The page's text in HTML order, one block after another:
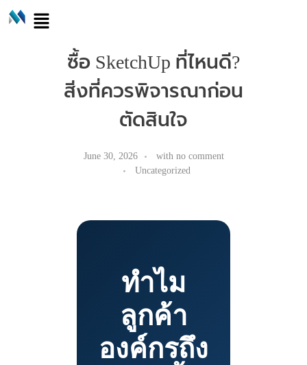
ซื้อ SketchUp ที่ไหนดี?
สิ่งที่ควรพิจารณาก่อน
ตัดสินใจ
June 30, 2026 with no comment
Uncategorized
ทำไม
ลูกค้า
องค์กรถึง